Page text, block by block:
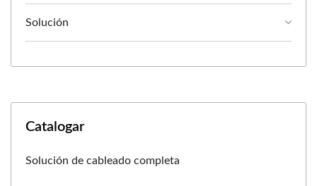
Solución
Catalogar
Solución de cableado completa